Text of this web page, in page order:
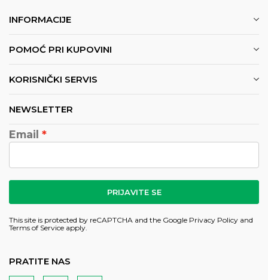
INFORMACIJE
POMOĆ PRI KUPOVINI
KORISNIČKI SERVIS
NEWSLETTER
Email
PRIJAVITE SE
This site is protected by reCAPTCHA and the Google Privacy Policy and
Terms of Service apply.
PRATITE NAS